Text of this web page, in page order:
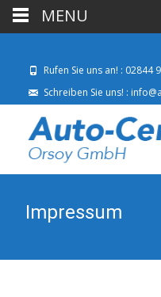
Rufen Sie uns an! : 02844
Schreiben Sie uns! :
Impressum
MENU